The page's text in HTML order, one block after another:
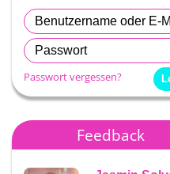
Passwort vergessen?
Feedback